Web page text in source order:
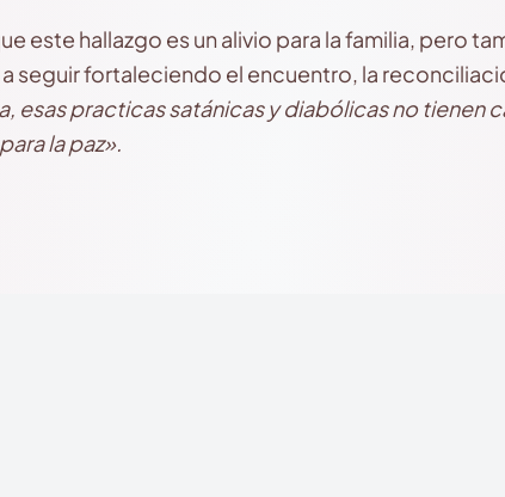
este hallazgo es un alivio para la familia, pero
seguir fortaleciendo el encuentro, la
esas practicas satánicas y diabólicas no tienen
la paz».